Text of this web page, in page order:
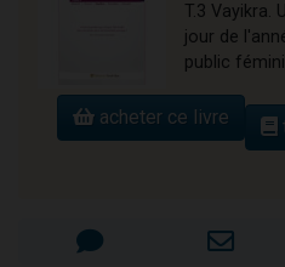
T.3 Vayikra.
jour de
public
acheter ce livre